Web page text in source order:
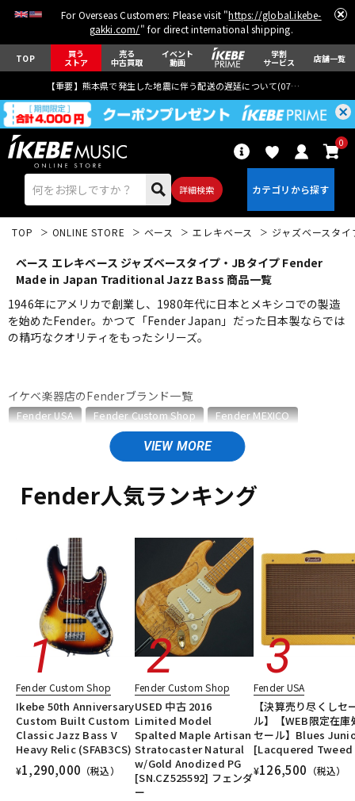
For Overseas Customers: Please visit "https://global.ikebe-
gakki.com/" for direct international shipping.
TOP 買う
ストア
売る
中古買取
イベント
動画
学割
サービス 店舗一覧
【重要】熊本県で発生した地震に伴う配送の遅延について(07月29日
詳細検索
0
エレキギター アコギ/エレアコ
パーカッション
キーボード 電子ピアノ
管楽器 その他楽器
アンプ エフェクター
DTM オンライン納品 レコーディング機器
配信/ライブ機器 楽器アクセサリ
TOP ONLINE STORE ベース エレキベース ジャズベースタ
ベース エレキベース ジャズベースタイプ・JBタイプ Fender
Made in Japan Traditional Jazz Bass 商品一覧
1946年にアメリカで創業し、1980年代に日本とメキシコでの製造
を始めたFender。かつて「Fender Japan」だった日本製ならでは
の精巧なクオリティをもったシリーズ。
イケベ楽器店のFenderブランド一覧
Fender USA Fender Custom Shop
Fender MEXICO
Fender Made in Japan
Fender Standard Series
Fender Japan
Fender Made in Japanのカテゴリ
エレキギター/#Traditional Stratocaster
エレキギター/#Traditional Mustang
エレキギター/#Traditional Jazzmaster
エレキギター/#Traditional Jaguar
エレキギター/#Hybrid II Telecaster
エレキギター/#Hybrid II Stratocaster
エレキギター/#Hybrid II Jazzmaster
エレキギター/#Heritage Telecaster
エレキギター/#Heritage Stratocaster
ベース
ベース/#Traditional Precision Bass
ベース/#Traditional Jazz Bass
ベース/#Heritage Precision Bass
ベース/#Heritage Jazz Bass
ユーズド ヴィンテージ ALL
Fender人気ランキング
Fender Custom Shop
Ikebe 50th Anniversary
Custom Built Custom
Classic Jazz Bass V
Heavy Relic (SFAB3CS)
¥1,290,000 （税込）
Fender Custom Shop
USED 中古 2016
Limited Model
Spalted Maple Artisan
Stratocaster Natural
w/Gold Anodized PG
[SN.CZ525592] フェンダ
ー
Fender USA
【決算売り尽くしセ
ル】【WEB限定在庫
セール】Blues
[Lacquered
¥126,500 （税込）